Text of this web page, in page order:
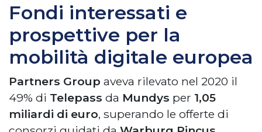
Fondi interessati e
prospettive per la
mobilità digitale europea
Partners Group aveva rilevato nel 2020 il
49% di Telepass da Mundys per 1,05
miliardi di euro, superando le offerte di